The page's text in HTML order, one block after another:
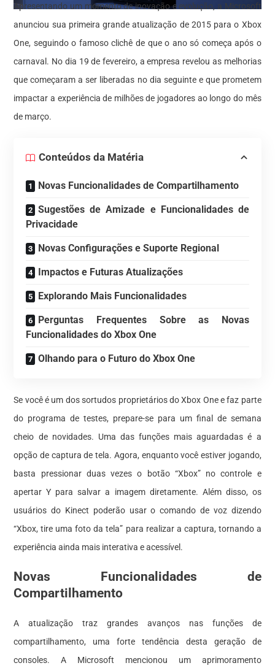
Apresentando um momento de inovação e evolução, a Microsoft
anunciou sua primeira grande atualização de 2015 para o Xbox
One, seguindo o famoso clichê de que o ano só começa após o
carnaval. No dia 19 de fevereiro, a empresa revelou as melhorias
que começaram a ser liberadas no dia seguinte e que prometem
impactar a experiência de milhões de jogadores ao longo do mês
de março.
Conteúdos da Matéria
Novas Funcionalidades de Compartilhamento
Sugestões de Amizade e Funcionalidades de
Privacidade
Novas Configurações e Suporte Regional
Impactos e Futuras Atualizações
Explorando Mais Funcionalidades
Perguntas Frequentes Sobre as Novas
Funcionalidades do Xbox One
Olhando para o Futuro do Xbox One
Se você é um dos sortudos proprietários do Xbox One e faz parte
do programa de testes, prepare-se para um final de semana
cheio de novidades. Uma das funções mais aguardadas é a
opção de captura de tela. Agora, enquanto você estiver jogando,
basta pressionar duas vezes o botão “Xbox” no controle e
apertar Y para salvar a imagem diretamente. Além disso, os
usuários do Kinect poderão usar o comando de voz dizendo
“Xbox, tire uma foto da tela” para realizar a captura, tornando a
experiência ainda mais interativa e acessível.
Novas Funcionalidades de
Compartilhamento
A atualização traz grandes avanços nas funções de
compartilhamento, uma forte tendência desta geração de
consoles. A Microsoft mencionou um aprimoramento